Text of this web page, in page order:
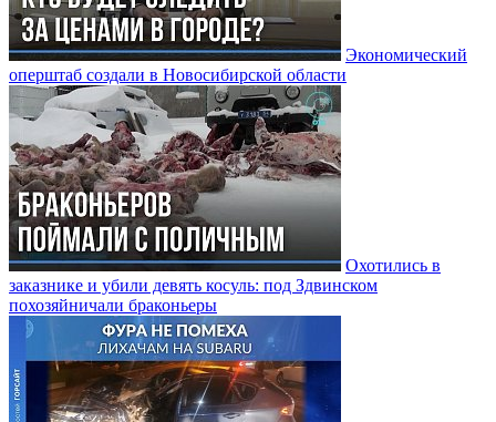
Экономический
оперштаб создали в Новосибирской области
Охотились в
заказнике и убили девять косуль: под Здвинском
похозяйничали браконьеры